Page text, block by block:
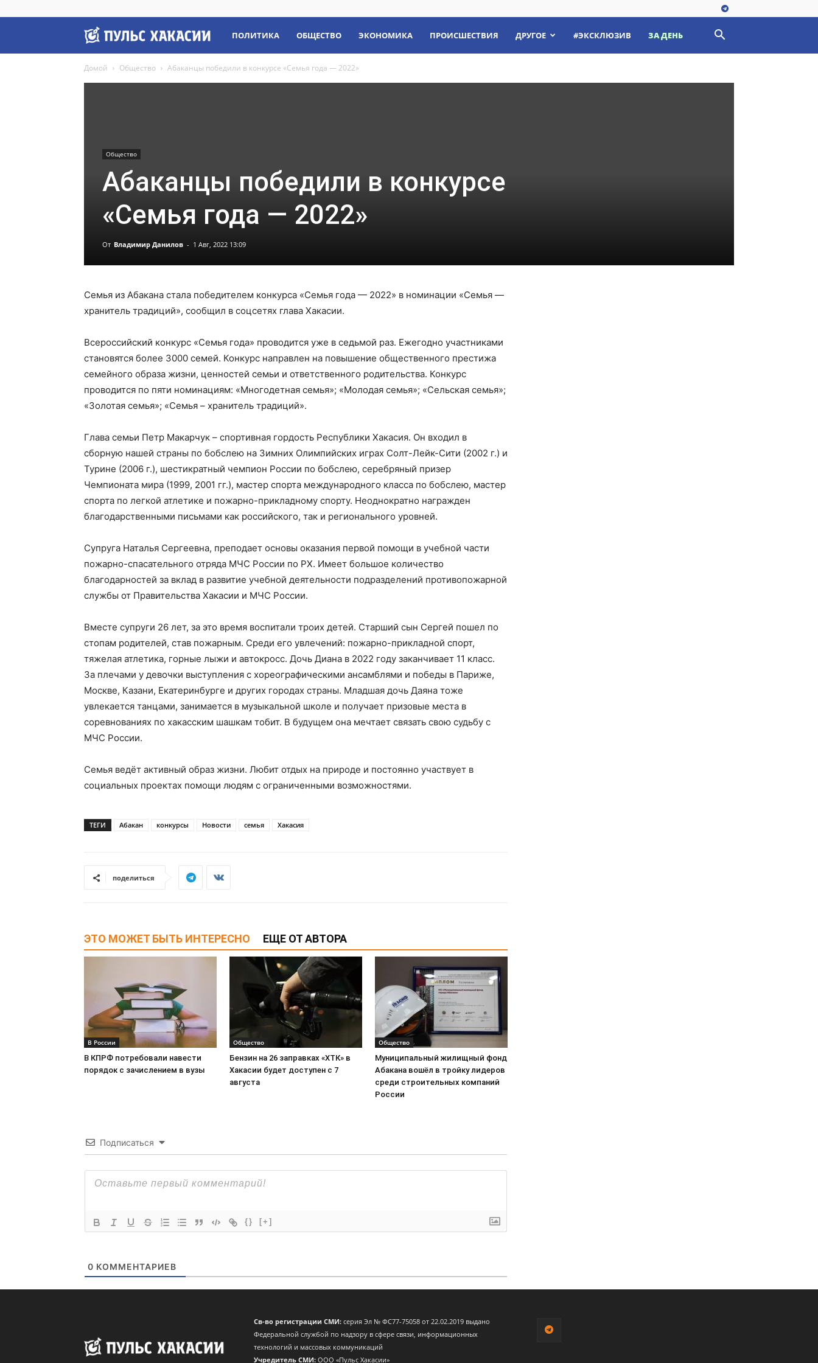
Пульс
Хакасии
ПОЛИТИКА ОБЩЕСТВО ЭКОНОМИКА ПРОИСШЕСТВИЯ ДРУГОЕ #ЭКСКЛЮЗИВ ЗА ДЕНЬ
Домой Общество Абаканцы победили в конкурсе «Семья года — 2022»
Общество
Абаканцы победили в конкурсе
«Семья года — 2022»
От Владимир Данилов - 1 Авг, 2022 13:09
Семья из Абакана стала победителем конкурса «Семья года — 2022» в номинации «Семья —
хранитель традиций», сообщил в соцсетях глава Хакасии.
Всероссийский конкурс «Семья года» проводится уже в седьмой раз. Ежегодно участниками
становятся более 3000 семей. Конкурс направлен на повышение общественного престижа
семейного образа жизни, ценностей семьи и ответственного родительства. Конкурс
проводится по пяти номинациям: «Многодетная семья»; «Молодая семья»; «Сельская семья»;
«Золотая семья»; «Семья – хранитель традиций».
Глава семьи Петр Макарчук – спортивная гордость Республики Хакасия. Он входил в
сборную нашей страны по бобслею на Зимних Олимпийских играх Солт-Лейк-Сити (2002 г.) и
Турине (2006 г.), шестикратный чемпион России по бобслею, серебряный призер
Чемпионата мира (1999, 2001 гг.), мастер спорта международного класса по бобслею, мастер
спорта по легкой атлетике и пожарно-прикладному спорту. Неоднократно награжден
благодарственными письмами как российского, так и регионального уровней.
Супруга Наталья Сергеевна, преподает основы оказания первой помощи в учебной части
пожарно-спасательного отряда МЧС России по РХ. Имеет большое количество
благодарностей за вклад в развитие учебной деятельности подразделений противопожарной
службы от Правительства Хакасии и МЧС России.
Вместе супруги 26 лет, за это время воспитали троих детей. Старший сын Сергей пошел по
стопам родителей, став пожарным. Среди его увлечений: пожарно-прикладной спорт,
тяжелая атлетика, горные лыжи и автокросс. Дочь Диана в 2022 году заканчивает 11 класс.
За плечами у девочки выступления с хореографическими ансамблями и победы в Париже,
Москве, Казани, Екатеринбурге и других городах страны. Младшая дочь Даяна тоже
увлекается танцами, занимается в музыкальной школе и получает призовые места в
соревнованиях по хакасским шашкам тобит. В будущем она мечтает связать свою судьбу с
МЧС России.
Семья ведёт активный образ жизни. Любит отдых на природе и постоянно участвует в
социальных проектах помощи людям с ограниченными возможностями.
ТЕГИ Абакан конкурсы Новости семья Хакасия
поделиться
ЭТО МОЖЕТ БЫТЬ ИНТЕРЕСНО ЕЩЕ ОТ АВТОРА
В России
В КПРФ потребовали навести
порядок с зачислением в вузы
Общество
Бензин на 26 заправках «ХТК» в
Хакасии будет доступен с 7
августа
Общество
Муниципальный жилищный фонд
Абакана вошёл в тройку лидеров
среди строительных компаний
России
Подписаться
{} [+]
0 КОММЕНТАРИЕВ
Св-во регистрации СМИ: серия Эл № ФС77-75058 от 22.02.2019 выдано
Федеральной службой по надзору в сфере связи, информационных
технологий и массовых коммуникаций
Учредитель СМИ: ООО «Пульс Хакасии»